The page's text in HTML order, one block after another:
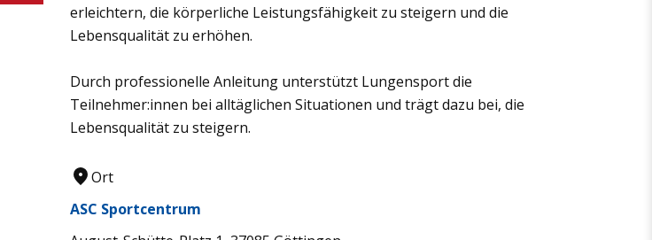
erleichtern, die körperliche Leistungsfähigkeit zu steigern und die
Lebensqualität zu erhöhen.
Durch professionelle Anleitung unterstützt Lungensport die
Teilnehmer:innen bei alltäglichen Situationen und trägt dazu bei, die
Lebensqualität zu steigern.
Ort
ASC Sportcentrum